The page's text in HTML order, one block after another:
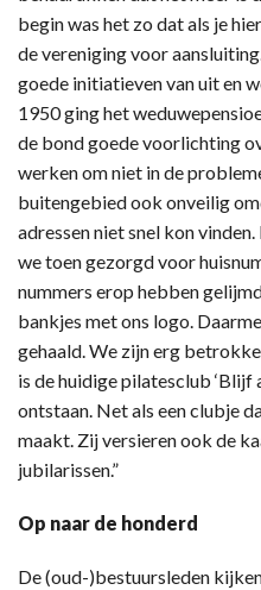
begin was het zo dat als je
de vereniging voor
goede initiatieven van uit en
1950 ging het
de bond goede voorlichting
werken om niet in de
buitengebied ook onveilig
adressen niet snel kon
we toen gezorgd voor
nummers erop hebben
bankjes met ons logo.
gehaald. We zijn erg
is de huidige pilatesclub ‘Blijf
ontstaan. Net als een clubje
maakt. Zij versieren ook de
jubilarissen.”
Op naar de honderd
De (oud-)bestuursleden